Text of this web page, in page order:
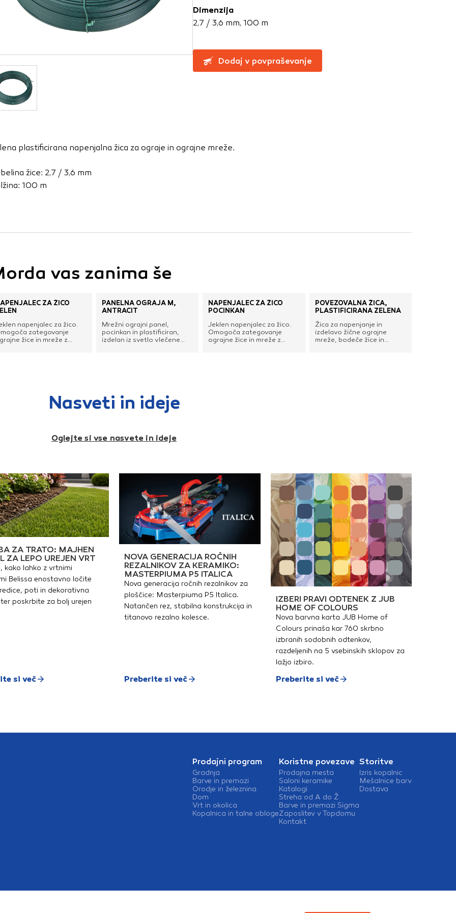
Dimenzija
2,7 / 3,6 mm, 100 m
Dodaj v povpraševanje
plastificirana napenjalna žica za ograje in ograjne mreže.
žice: 2,7 / 3,6 mm
100 m
vas zanima še
ZA ŽICO
napenjalec za žico.
zategovanje
žice in mreže z
PANELNA OGRAJA M,
ANTRACIT
Mrežni ograjni panel,
pocinkan in plastificiran,
izdelan iz svetlo vlečene
NAPENJALEC ZA ŽICO
POCINKAN
Jeklen napenjalec za žico.
Omogoča zategovanje
ograjne žice in mreže z
POVEZOVALNA ŽICA,
PLASTIFICIRANA ZELENA
Žica za napenjanje in
izdelavo žične ograjne
mreže, bodeče žice in
Nasveti in ideje
Oglejte si vse nasvete in ideje
ZA TRATO: MAJHEN
ZA LEPO UREJEN VRT
kako lahko z vrtnimi
Belissa enostavno ločite
poti in dekorativna
poskrbite za bolj urejen
si več
NOVA GENERACIJA ROČNIH
REZALNIKOV ZA KERAMIKO:
MASTERPIUMA P5 ITALICA
Nova generacija ročnih rezalnikov za
ploščice: Masterpiuma P5 Italica.
Natančen rez, stabilna konstrukcija in
titanovo rezalno kolesce.
Preberite si več
IZBERI PRAVI ODTENEK Z JUB
HOME OF COLOURS
Nova barvna karta JUB Home of
Colours prinaša kar 760 skrbno
izbranih sodobnih odtenkov,
razdeljenih na 5 vsebinskih sklopov za
lažjo izbiro.
Preberite si več
Prodajni program
Gradnja
Barve in premazi
Orodje in železnina
Dom
Vrt in okolica
Kopalnica in talne obloge
Koristne povezave
Prodajna mesta
Saloni keramike
Katalogi
Streha od A do Ž
Barve in premazi Sigma
Zaposlitev v Topdomu
Kontakt
Storitve
Izris kopalnic
Mešalnice barv
Dostava
delovanje spletnega mesta, zato jih v naših sistemih ni mogoče izklopiti.
prijava ali izpolnjevanje obrazcev. Na voljo imate nastavitev, da brskalnik
vas opozori na njih. V tem primeru nekateri deli spletnega mesta ne bodo
delovanja
kako se obiskovalci pomikajo po spletnem mestu. Podatki, ki jih piškotki
mesto.
profila vaših interesov, ki ga nato uporabijo za prikazovanje ustreznih oglasov
DOVOLI VSE